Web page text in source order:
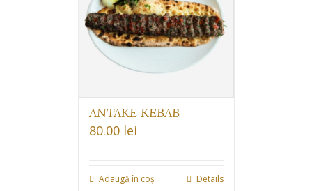
ANTAKE KEBAB
80.00 lei
Adaugă în coș Details